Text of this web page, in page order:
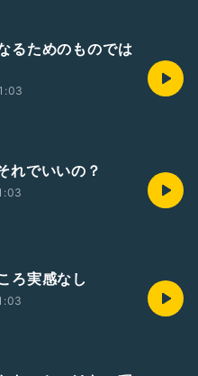
るためのものでは
れでいいの？
ろ実感なし